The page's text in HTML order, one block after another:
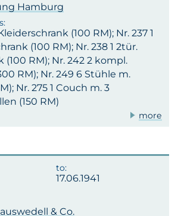
Hamburg
(100 RM); Nr. 237 1
(100 RM); Nr. 238 1 2tür.
(100 RM); Nr. 242 2 kompl.
RM); Nr. 249 6 Stühle m.
Nr. 275 1 Couch m. 3
(150 RM)
more
17.06.1941
& Co.